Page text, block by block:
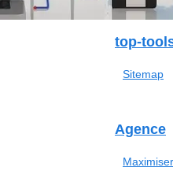
top-
Sitemap
Agence